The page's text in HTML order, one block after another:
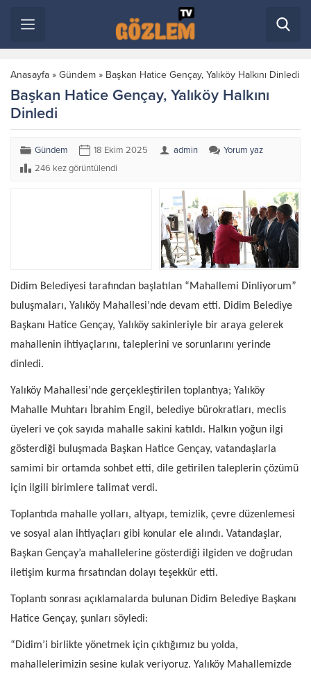
Anasayfa » Gündem » Başkan Hatice Gençay, Yalıköy Halkını Dinledi
Başkan Hatice Gençay, Yalıköy Halkını
Dinledi
Gündem 18 Ekim 2025 admin
Yorum yaz
246 kez görüntülendi
Didim Belediyesi tarafından başlatılan “Mahallemi Dinliyorum”
buluşmaları, Yalıköy Mahallesi’nde devam etti. Didim Belediye
Başkanı Hatice Gençay, Yalıköy sakinleriyle bir araya gelerek
mahallenin ihtiyaçlarını, taleplerini ve sorunlarını yerinde
dinledi.
Yalıköy Mahallesi’nde gerçekleştirilen toplantıya; Yalıköy
Mahalle Muhtarı İbrahim Engil, belediye bürokratları, meclis
üyeleri ve çok sayıda mahalle sakini katıldı. Halkın yoğun ilgi
gösterdiği buluşmada Başkan Hatice Gençay, vatandaşlarla
samimi bir ortamda sohbet etti, dile getirilen taleplerin çözümü
için ilgili birimlere talimat verdi.
Toplantıda mahalle yolları, altyapı, temizlik, çevre düzenlemesi
ve sosyal alan ihtiyaçları gibi konular ele alındı. Vatandaşlar,
Başkan Gençay’a mahallelerine gösterdiği ilgiden ve doğrudan
iletişim kurma fırsatından dolayı teşekkür etti.
Toplantı sonrası açıklamalarda bulunan Didim Belediye Başkanı
Hatice Gençay, şunları söyledi:
“Didim’i birlikte yönetmek için çıktığımız bu yolda,
mahallelerimizin sesine kulak veriyoruz. Yalıköy Mahallemizde